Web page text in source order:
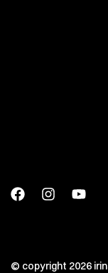
© copyright 2026